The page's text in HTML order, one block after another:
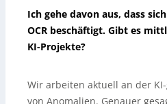
Ich gehe davon aus, dass
OCR beschäftigt. Gibt es
KI-Projekte?
Wir arbeiten aktuell an der
von Anomalien. Genauer